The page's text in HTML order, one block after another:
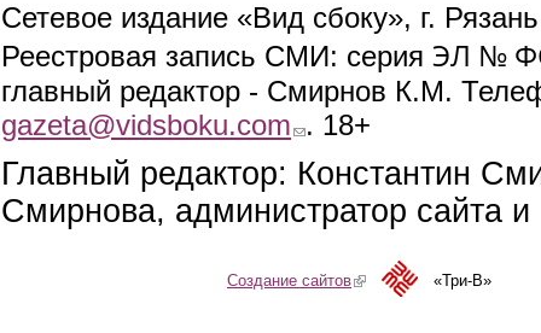
Сетевое издание «Вид сбоку», г.
Реестровая запись СМИ: серия ЭЛ №
главный редактор - Смирнов К.М.
gazeta@vidsboku.com (link sends e-mail)
. 18+
Главный редактор: Константин
Смирнова, администратор сайта
Создание сайтов(link is external)«Три-В»